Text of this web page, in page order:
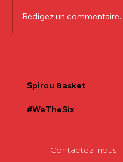
Rédigez un
Spirou Basket
#WeTheSix
Contactez-nous